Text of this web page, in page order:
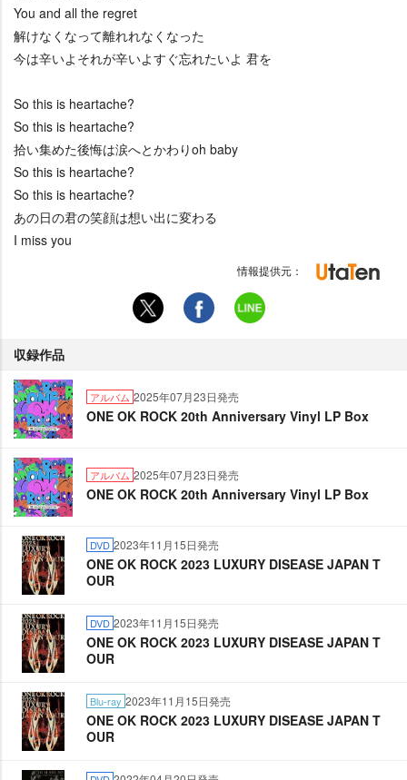
You and all the regret
解けなくなって離れれなくなった
今は辛いよそれが辛いよすぐ忘れたいよ 君を
So this is heartache?
So this is heartache?
拾い集めた後悔は涙へとかわりoh baby
So this is heartache?
So this is heartache?
あの日の君の笑顔は想い出に変わる
I miss you
情報提供元：
収録作品
アルバム 2025年07月23日発売
ONE OK ROCK 20th Anniversary Vinyl LP Box
アルバム 2025年07月23日発売
ONE OK ROCK 20th Anniversary Vinyl LP Box
DVD 2023年11月15日発売
ONE OK ROCK 2023 LUXURY DISEASE JAPAN T
OUR
DVD 2023年11月15日発売
ONE OK ROCK 2023 LUXURY DISEASE JAPAN T
OUR
Blu-ray 2023年11月15日発売
ONE OK ROCK 2023 LUXURY DISEASE JAPAN T
OUR